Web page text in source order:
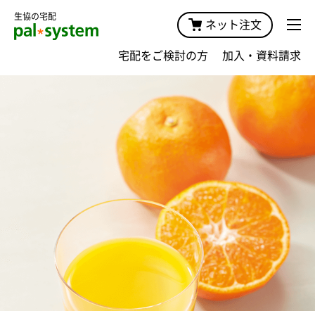
生協の宅配
ネット注文
宅配をご検討の方 加入・資料請求